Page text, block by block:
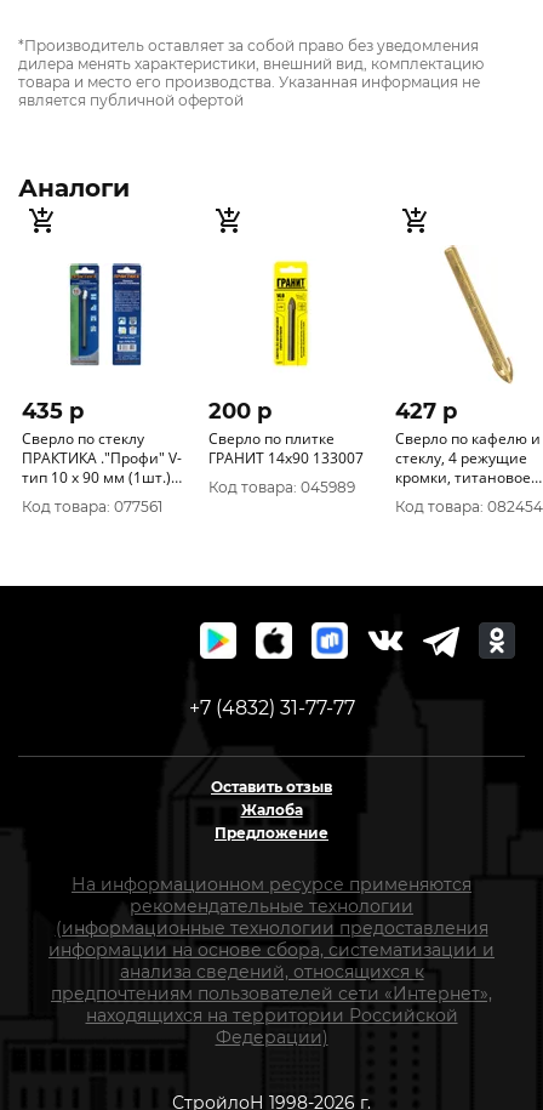
*Производитель оставляет за собой право без уведомления
дилера менять характеристики, внешний вид, комплектацию
товара и место его производства. Указанная информация не
является публичной офертой
Аналоги
435 p
Сверло по стеклу
ПРАКТИКА ."Профи" V-
тип 10 х 90 мм (1шт.)
блистер 775-112
Код товара: 077561
200 p
Сверло по плитке
ГРАНИТ 14х90 133007
Код товара: 045989
427 p
Сверло по кафелю и
стеклу, 4 режущие
кромки, титановое
покрытие FIT 10х80
35488
Код товара: 082454
+7 (4832) 31-77-77
Оставить отзыв
Жалоба
Предложение
На информационном ресурсе применяются
рекомендательные технологии
(информационные технологии предоставления
информации на основе сбора, систематизации и
анализа сведений, относящихся к
предпочтениям пользователей сети «Интернет»,
находящихся на территории Российской
Федерации)
СтройлоН 1998-2026 г.